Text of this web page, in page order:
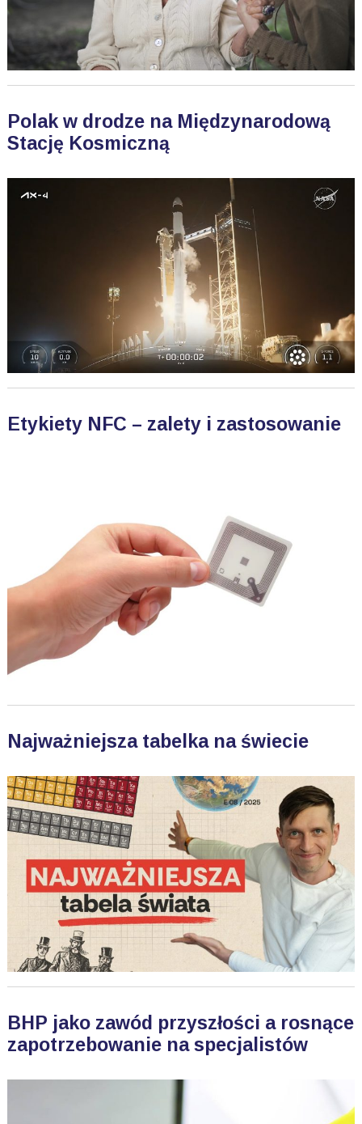
Polak w drodze na Międzynarodową
Stację Kosmiczną
Etykiety NFC – zalety i zastosowanie
Najważniejsza tabelka na świecie
BHP jako zawód przyszłości a rosnące
zapotrzebowanie na specjalistów